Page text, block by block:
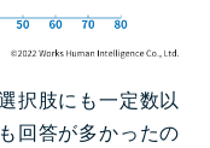
択肢にも一定数以
回答が多かったの